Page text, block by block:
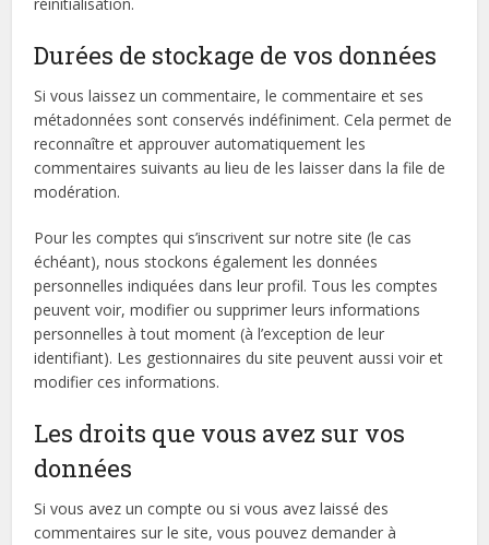
Durées de stockage de vos données
Si vous laissez un commentaire, le commentaire et ses
métadonnées sont conservés indéfiniment. Cela permet de
reconnaître et approuver automatiquement les
commentaires suivants au lieu de les laisser dans la file de
modération.
Pour les comptes qui s’inscrivent sur notre site (le cas
échéant), nous stockons également les données
personnelles indiquées dans leur profil. Tous les comptes
peuvent voir, modifier ou supprimer leurs informations
personnelles à tout moment (à l’exception de leur
identifiant). Les gestionnaires du site peuvent aussi voir et
modifier ces informations.
Les droits que vous avez sur vos
données
Si vous avez un compte ou si vous avez laissé des
commentaires sur le site, vous pouvez demander à